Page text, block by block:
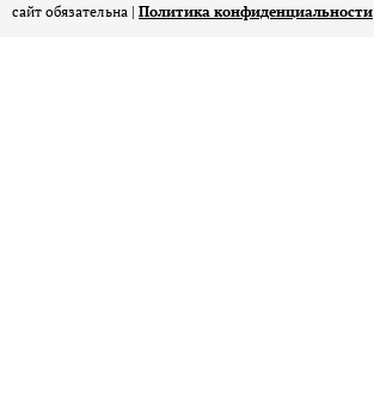
сайт обязательна | Политика конфиденциальности